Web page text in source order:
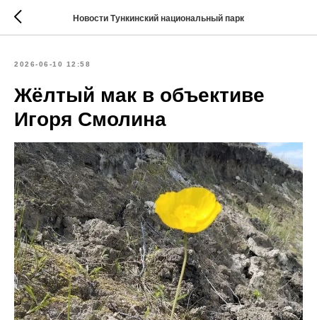
Новости Тункинский национальный парк
2026-06-10 12:58
Жёлтый мак в объективе
Игоря Смолина